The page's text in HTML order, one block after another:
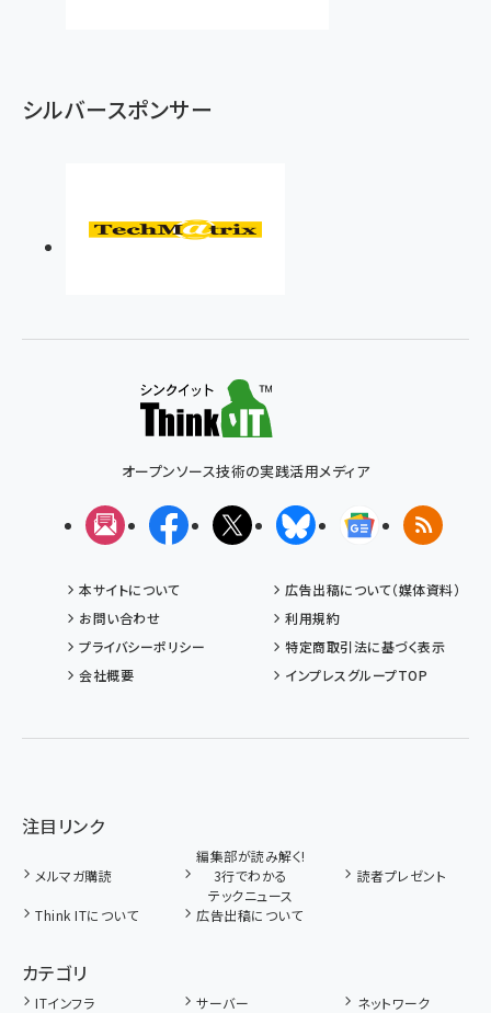
シルバースポンサー
オープンソース技術の実践活用メディア
メルマガFacebookX(エックス)BlueskyGoogleニュ
RSS
本サイトについて
広告出稿について（媒体資料）
お問い合わせ
利用規約
プライバシーポリシー
特定商取引法に基づく表示
会社概要
インプレスグループTOP
注目リンク
メルマガ購読
編集部が読み解く!
3行でわかる
テックニュース
読者プレゼント
Think ITについて 広告出稿について
カテゴリ
ITインフラ サーバー
ネットワーク